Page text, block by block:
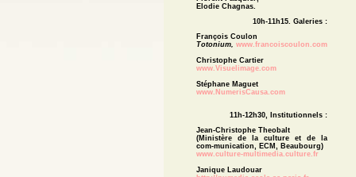
Elodie Chagnas.
10h-11h15. Galeries :
François Coulon
Totonium, www.francoiscoulon.com
Christophe Cartier
www.Visuelimage.com
Stéphane Maguet
www.NumerisCausa.com
11h-12h30, Institutionnels :
Jean-Christophe Theobalt
(Ministère de la culture et de la
com-munication, ECM, Beaubourg)
www.culture-multimedia.culture.fr
Janique Laudouar